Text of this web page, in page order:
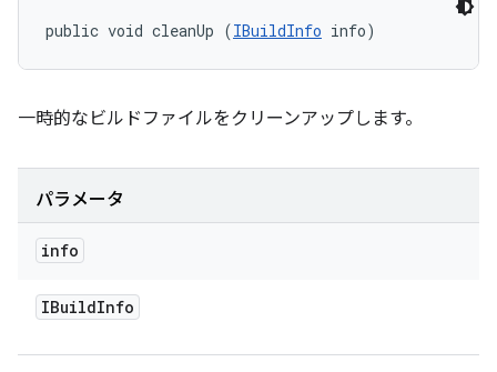
public void cleanUp (IBuildInfo info)
一時的なビルドファイルをクリーンアップします。
パラメータ
info
IBuildInfo